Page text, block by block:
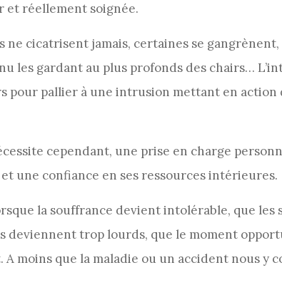
et réellement soignée.
ne cicatrisent jamais, certaines se
les gardant au plus profonds des chairs…
pour pallier à une intrusion mettant en action
cependant, une prise en charge
une confiance en ses ressources intérieures.
la souffrance devient intolérable, que les
deviennent trop lourds, que le moment
moins que la maladie ou un accident nous y